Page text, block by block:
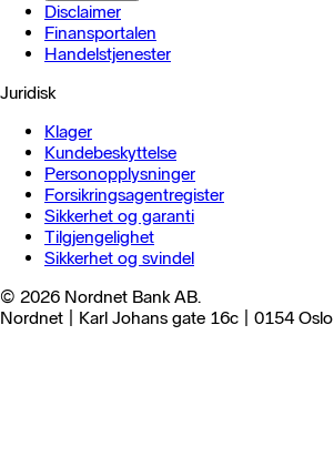
Disclaimer
Finansportalen
Handels­tjenester
Juridisk
Klager
Kundebeskyttelse
Personopplysninger
Forsikringsagentregister
Sikkerhet og garanti
Tilgjengelighet
Sikkerhet og svindel
© 2026 Nordnet Bank AB.
Nordnet | Karl Johans gate 16c | 0154 Oslo